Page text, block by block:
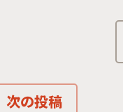
次の投稿